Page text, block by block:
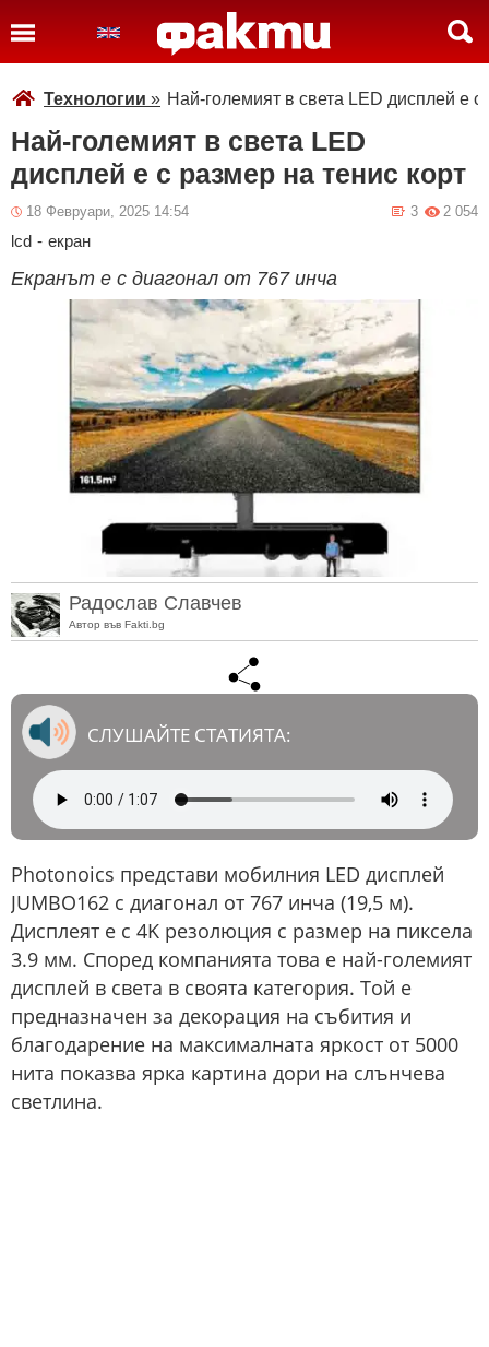
Технологии » Най-големият в света LED дисплей е с
Най-големият в света LED
дисплей е с размер на тенис корт
18 Февруари, 2025 14:54 2 054
3
lcd - екран
Екранът е с диагонал от 767 инча
Радослав Славчев
Автор във Fakti.bg
СЛУШАЙТЕ СТАТИЯТА:
Photonoics представи мобилния LED дисплей
JUMBO162 с диагонал от 767 инча (19,5 м).
Дисплеят е с 4K резолюция с размер на пиксела
3.9 мм. Според компанията това е най-големият
дисплей в света в своята категория. Той е
предназначен за декорация на събития и
благодарение на максималната яркост от 5000
нита показва ярка картина дори на слънчева
светлина.